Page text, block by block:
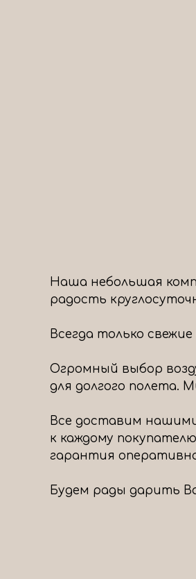
Наша небольшая
радость
Всегда только
Огромный выбор
для долгого полета.
Все доставим
к каждому
гарантия
Будем рады дарить